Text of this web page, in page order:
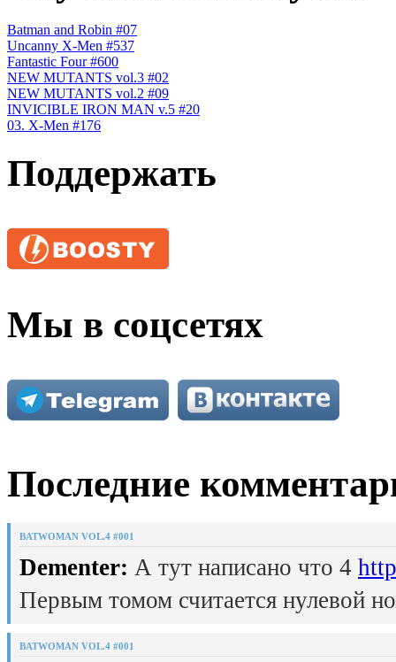
Batman and Robin #07
Uncanny X-Men #537
Fantastic Four #600
NEW MUTANTS vol.3 #02
NEW MUTANTS vol.2 #09
INVICIBLE IRON MAN v.5 #20
03. X-Men #176
Поддержать
Мы в соцсетях
Последние
BATWOMAN VOL.4 #001
Dementer: А тут написано что 4
Первым томом считается нулевой
BATWOMAN VOL.4 #001